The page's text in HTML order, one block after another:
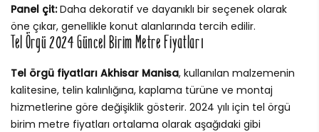
Panel çit:Daha dekoratif ve dayanıklı bir seçenek olarak
öne çıkar, genellikle konut alanlarında tercih edilir.
Tel Örgü 2024 Güncel Birim Metre Fiyatları
Tel örgü fiyatları Akhisar Manisa, kullanılan malzemenin
kalitesine, telin kalınlığına, kaplama türüne ve montaj
hizmetlerine göre değişiklik gösterir. 2024 yılı için tel örgü
birim metre fiyatları ortalama olarak aşağıdaki gibi